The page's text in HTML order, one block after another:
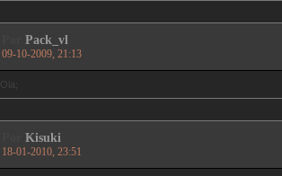
Pack_vl
09-10-2009, 21:13
Ola;
Kisuki
18-01-2010, 23:51